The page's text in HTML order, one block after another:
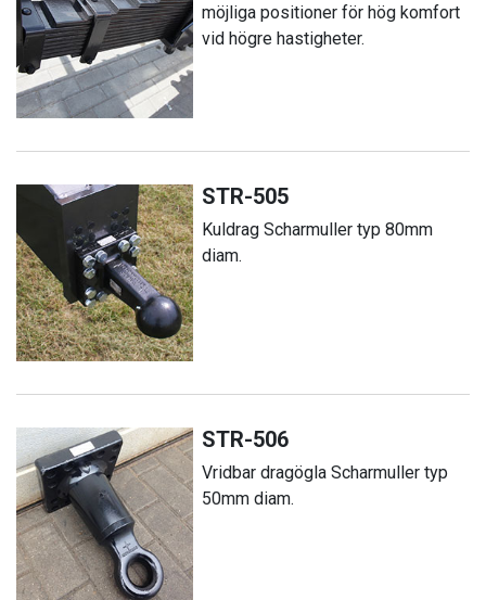
möjliga positioner för hög komfort
vid högre hastigheter.
STR-505
Kuldrag Scharmuller typ 80mm
diam.
STR-506
Vridbar dragögla Scharmuller typ
50mm diam.